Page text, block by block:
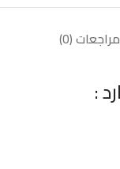
مراجعات (0)